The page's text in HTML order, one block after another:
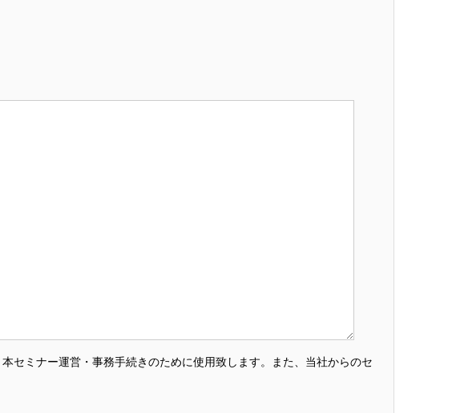
セミナー運営・事務手続きのために使用致します。また、当社からのセ